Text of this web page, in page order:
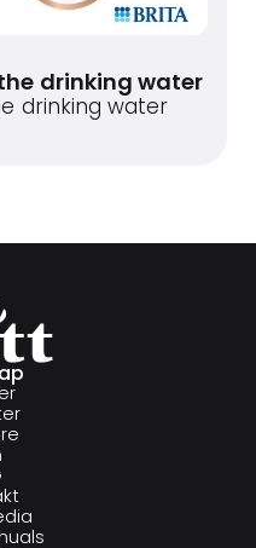
drinking water
drinking water